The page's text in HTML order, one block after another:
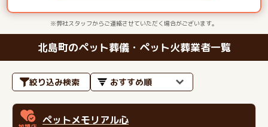
※弊社スタッフからご連絡させていただく場合がございます。
北島町のペット葬儀・ペット火葬業者一覧
絞り込み検索
ペットメモリアル心